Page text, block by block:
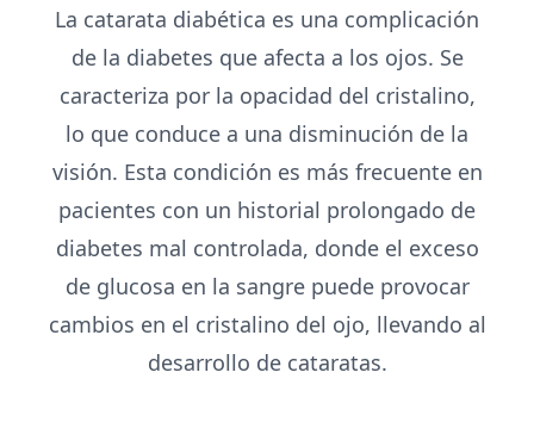
La catarata diabética es una complicación
de la diabetes que afecta a los ojos. Se
caracteriza por la opacidad del cristalino,
lo que conduce a una disminución de la
visión. Esta condición es más frecuente en
pacientes con un historial prolongado de
diabetes mal controlada, donde el exceso
de glucosa en la sangre puede provocar
cambios en el cristalino del ojo, llevando al
desarrollo de cataratas.